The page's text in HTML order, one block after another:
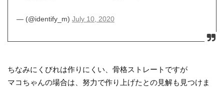
— (@identify_m) July 10, 2020
ちなみにくびれは作りにくい、骨格ストレートですが
マコちゃんの場合は、努力で作り上げたとの見解も見つけま